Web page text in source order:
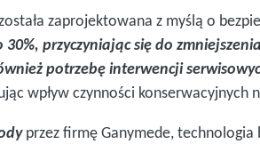
zaprojektowana z myślą o
przyczyniając się do
potrzebę interwencji
wpływ czynności konserwacyjnych
przez firmę Ganymede, technologia